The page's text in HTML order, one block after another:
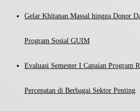
Gelar Khitanan Massal hingga Donor
Program Sosial GUIM
Evaluasi Semester I Capaian Program
Percepatan di Berbagai Sektor Penting